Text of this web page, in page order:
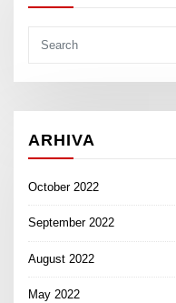
ARHIVA
October 2022
September 2022
August 2022
May 2022